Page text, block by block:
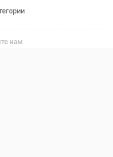
нам